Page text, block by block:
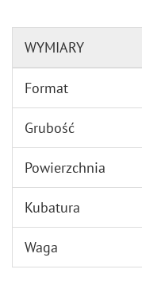
WYMIARY
Format
Grubość
Powierzchnia
Kubatura
Waga